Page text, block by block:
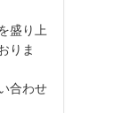
盛り上
りま
合わせ